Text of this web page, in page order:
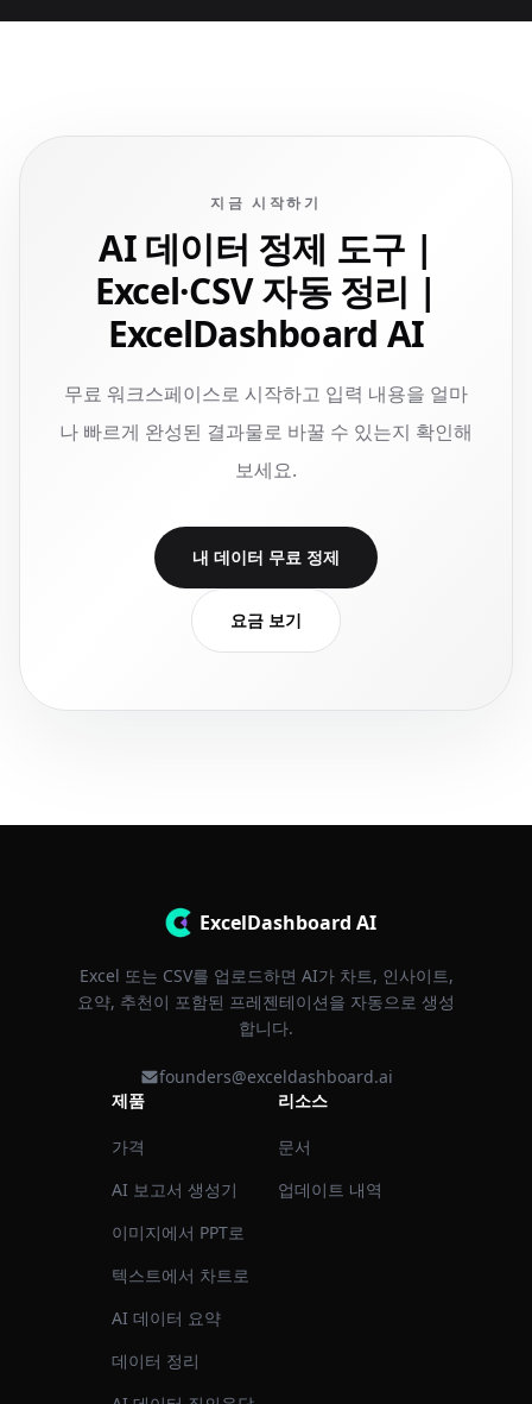
지금 시작하기
AI 데이터 정제 도구 |
Excel·CSV 자동 정리 |
ExcelDashboard AI
무료 워크스페이스로 시작하고 입력 내용을 얼마
나 빠르게 완성된 결과물로 바꿀 수 있는지 확인해
보세요.
내 데이터 무료 정제
요금 보기
ExcelDashboard AI
Excel 또는 CSV를 업로드하면 AI가 차트, 인사이트,
요약, 추천이 포함된 프레젠테이션을 자동으로 생성
합니다.
founders@exceldashboard.ai
제품
가격
AI 보고서 생성기
이미지에서 PPT로
텍스트에서 차트로
AI 데이터 요약
데이터 정리
리소스
문서
업데이트 내역